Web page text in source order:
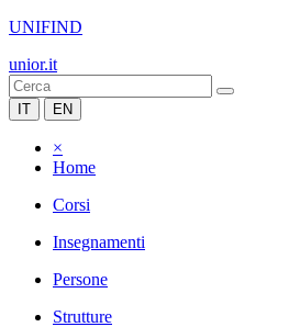
UNIFIND
unior.it
IT EN
×
Home
Corsi
Insegnamenti
Persone
Strutture